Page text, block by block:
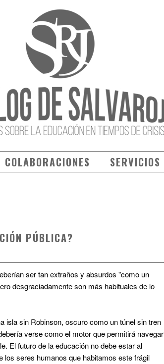
COLABORACIONES SERVICIOS
PÚBLICA?
ser tan extraños y absurdos "como un
desgraciadamente son más habituales de lo
isla sin Robinson, oscuro como un túnel sin tren
verse como el motor que permitirá navegar
El futuro de la educación no debe estar al
los seres humanos que habitamos este frágil